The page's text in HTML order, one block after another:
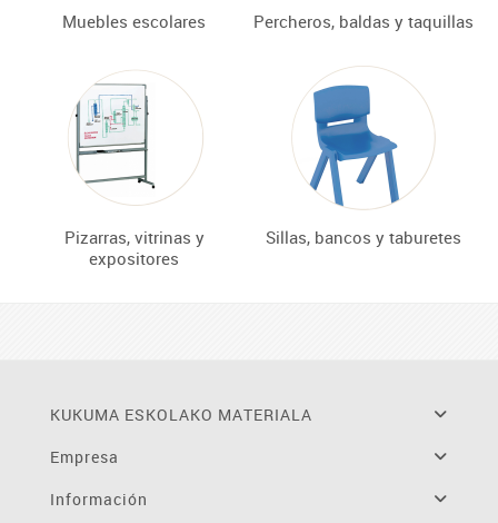
Muebles escolares Percheros, baldas y taquillas
Pizarras, vitrinas y
expositores
Sillas, bancos y taburetes
KUKUMA ESKOLAKO MATERIALA
Empresa
Información